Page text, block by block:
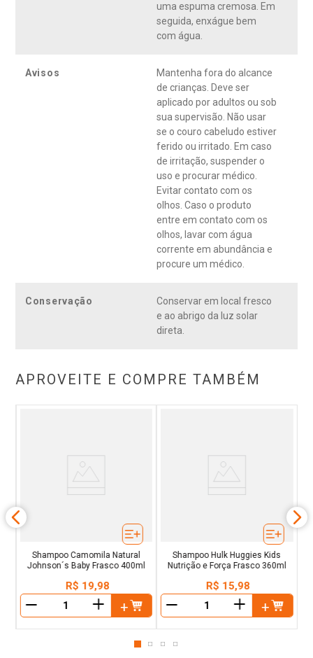
uma espuma cremosa. Em
seguida, enxágue bem
com água.
Avisos
Mantenha fora do alcance
de crianças. Deve ser
aplicado por adultos ou sob
sua supervisão. Não usar
se o couro cabeludo estiver
ferido ou irritado. Em caso
de irritação, suspender o
uso e procurar médico.
Evitar contato com os
olhos. Caso o produto
entre em contato com os
olhos, lavar com água
corrente em abundância e
procure um médico.
Conservação
Conservar em local fresco
e ao abrigo da luz solar
direta.
APROVEITE E COMPRE TAMBÉM
Shampoo Camomila Natural
Johnson´s Baby Frasco 400ml
R$ 19,98
＋
Shampoo Hulk Huggies Kids
Nutrição e Força Frasco 360ml
R$ 15,98
＋